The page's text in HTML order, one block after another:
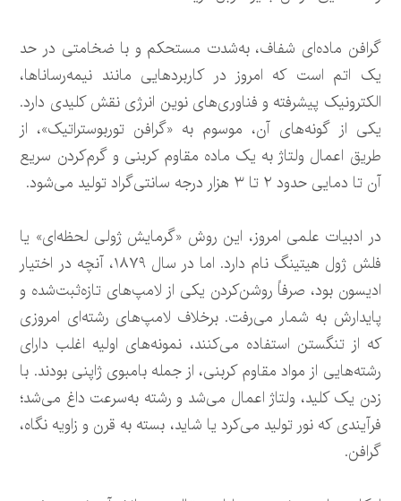
گرافن ماده‌ای شفاف، به‌شدت مستحکم و با ضخامتی در حد
یک اتم است که امروز در کاربردهایی مانند نیمه‌رساناها،
الکترونیک پیشرفته و فناوری‌های نوین انرژی نقش کلیدی دارد.
یکی از گونه‌های آن، موسوم به «گرافن توربوستراتیک»، از
طریق اعمال ولتاژ به یک ماده مقاوم کربنی و گرم‌کردن سریع
آن تا دمایی حدود ۲ تا ۳ هزار درجه سانتی‌گراد تولید می‌شود.
در ادبیات علمی امروز، این روش «گرمایش ژولی لحظه‌ای» یا
فلش ژول هیتینگ نام دارد. اما در سال ۱۸۷۹، آنچه در اختیار
ادیسون بود، صرفاً روشن‌کردن یکی از لامپ‌های تازه‌ثبت‌شده و
پایدارش به شمار می‌رفت. برخلاف لامپ‌های رشته‌ای امروزی
که از تنگستن استفاده می‌کنند، نمونه‌های اولیه اغلب دارای
رشته‌هایی از مواد مقاوم کربنی، از جمله بامبوی ژاپنی بودند. با
زدن یک کلید، ولتاژ اعمال می‌شد و رشته به‌سرعت داغ می‌شد؛
فرآیندی که نور تولید می‌کرد یا شاید، بسته به قرن و زاویه نگاه،
گرافن.